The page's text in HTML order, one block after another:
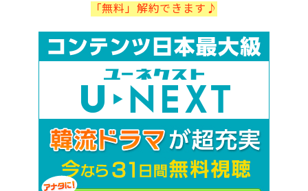
「無料」解約できます♪